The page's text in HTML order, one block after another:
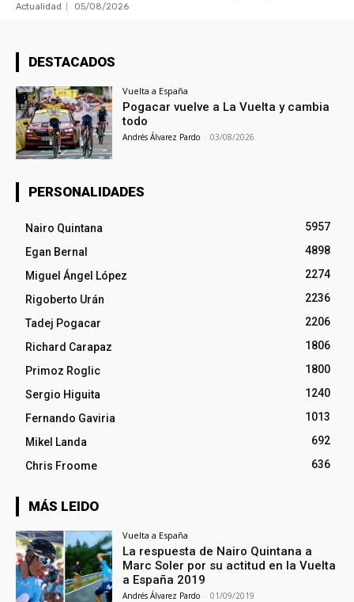
Actualidad 05/08/2026
DESTACADOS
Vuelta a España
Pogacar vuelve a La Vuelta y cambia
todo
Andrés Álvarez Pardo - 03/08/2026
PERSONALIDADES
Nairo Quintana
5957
Egan Bernal
4898
Miguel Ángel López
2274
Rigoberto Urán
2236
Tadej Pogacar
2206
Richard Carapaz
1806
Primoz Roglic
1800
Sergio Higuita
1240
Fernando Gaviria
1013
Mikel Landa
692
Chris Froome
636
MÁS LEIDO
Vuelta a España
La respuesta de Nairo Quintana a
Marc Soler por su actitud en la Vuelta
a España 2019
Andrés Álvarez Pardo - 01/09/2019